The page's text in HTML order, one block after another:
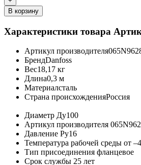
В корзину
Характеристики товара
Артикул производителя
БрендDanfoss
Вес18,17 кг
Длина0,3 м
Материалсталь
Страна происхожденияРоссия
Диаметр Ду100
Артикул производителя
Давление Ру16
Температура рабочей среды от
Тип присоединения фланцевое
Срок службы 25 лет